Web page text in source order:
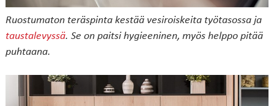
Ruostumaton teräspinta kestää vesiroiskeita työtasossa ja
taustalevyssä. Se on paitsi hygieeninen, myös helppo pitää
puhtaana.